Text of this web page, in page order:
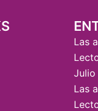
Las
Julio
Las